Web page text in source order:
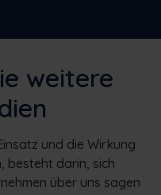
weitere
und die Wirkung
besteht darin, sich
über uns sagen